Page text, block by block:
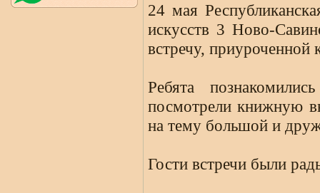
24 мая
искусств 3 Ново-
встречу,
Ребята
посмотрели книжную
на тему большой и
Гости встречи были